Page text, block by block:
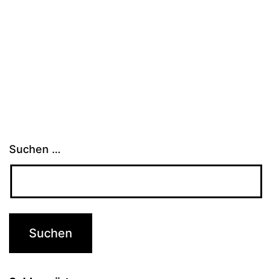
Suchen …